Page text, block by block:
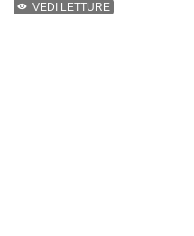
VEDI LETTURE